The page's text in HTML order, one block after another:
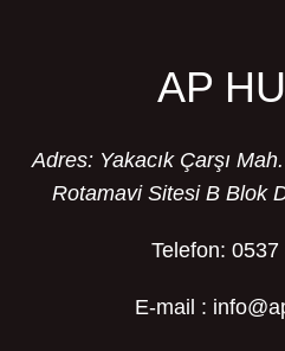
AP
Adres: Yakacık Çarşı
Rotamavi Sitesi B Blok
Telefon:
E-mail :